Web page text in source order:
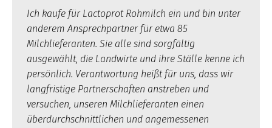
Ich kaufe für Lactoprot Rohmilch ein und bin unter
anderem Ansprechpartner für etwa 85
Milchlieferanten. Sie alle sind sorgfältig
ausgewählt, die Landwirte und ihre Ställe kenne ich
persönlich. Verantwortung heißt für uns, dass wir
langfristige Partnerschaften anstreben und
versuchen, unseren Milchlieferanten einen
überdurchschnittlichen und angemessenen